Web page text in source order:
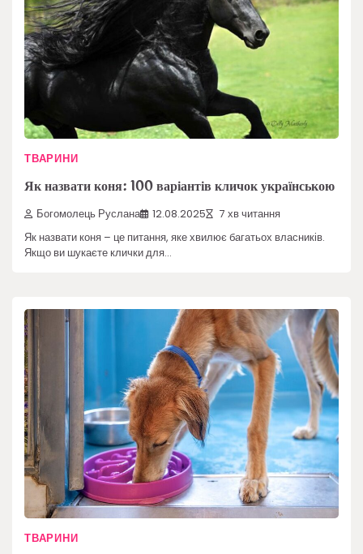
ТВАРИНИ
Як назвати коня: 100 варіантів кличок українською
Богомолець Руслана 12.08.2025 7 хв читання
Як назвати коня – це питання, яке хвилює багатьох власників.
Якщо ви шукаєте клички для…
ТВАРИНИ